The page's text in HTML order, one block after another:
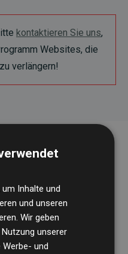
kontaktieren Sie uns,
Websites, die
verlängern!
BDOüberprüft
und Methodik, um
Inhalte und
und unseren
Wir geben
unserer
und